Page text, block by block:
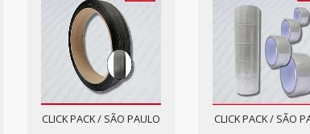
CLICK PACK / SÃO PAULO
CLICK PACK / SÃO